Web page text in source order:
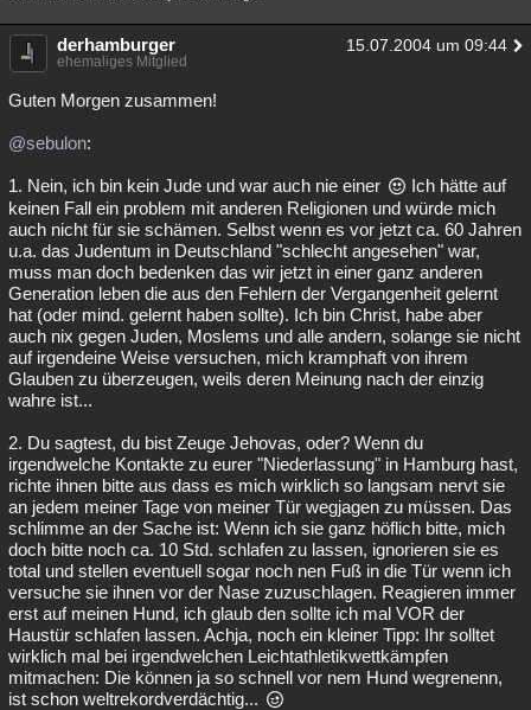
derhamburger 15.07.2004 um 09:44
ehemaliges Mitglied
Guten Morgen zusammen!
@sebulon:
1. Nein, ich bin kein Jude und war auch nie einer
Ich hätte auf
keinen Fall ein problem mit anderen Religionen und würde mich
auch nicht für sie schämen. Selbst wenn es vor jetzt ca. 60 Jahren
u.a. das Judentum in Deutschland "schlecht angesehen" war,
muss man doch bedenken das wir jetzt in einer ganz anderen
Generation leben die aus den Fehlern der Vergangenheit gelernt
hat (oder mind. gelernt haben sollte). Ich bin Christ, habe aber
auch nix gegen Juden, Moslems und alle andern, solange sie nicht
auf irgendeine Weise versuchen, mich kramphaft von ihrem
Glauben zu überzeugen, weils deren Meinung nach der einzig
wahre ist...
2. Du sagtest, du bist Zeuge Jehovas, oder? Wenn du
irgendwelche Kontakte zu eurer "Niederlassung" in Hamburg hast,
richte ihnen bitte aus dass es mich wirklich so langsam nervt sie
an jedem meiner Tage von meiner Tür wegjagen zu müssen. Das
schlimme an der Sache ist: Wenn ich sie ganz höflich bitte, mich
doch bitte noch ca. 10 Std. schlafen zu lassen, ignorieren sie es
total und stellen eventuell sogar noch nen Fuß in die Tür wenn ich
versuche sie ihnen vor der Nase zuzuschlagen. Reagieren immer
erst auf meinen Hund, ich glaub den sollte ich mal VOR der
Haustür schlafen lassen. Achja, noch ein kleiner Tipp: Ihr solltet
wirklich mal bei irgendwelchen Leichtathletikwettkämpfen
mitmachen: Die können ja so schnell vor nem Hund wegrenenn,
ist schon weltrekordverdächtig...